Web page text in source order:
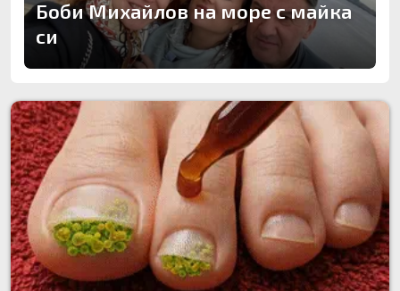
Боби Михайлов на море с майка
си